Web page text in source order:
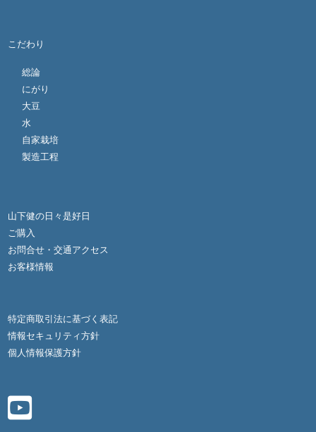
こだわり
総論
にがり
大豆
水
自家栽培
製造工程
山下健の日々是好日
ご購入
お問合せ・交通アクセス
お客様情報
特定商取引法に基づく表記
情報セキュリティ方針
個人情報保護方針